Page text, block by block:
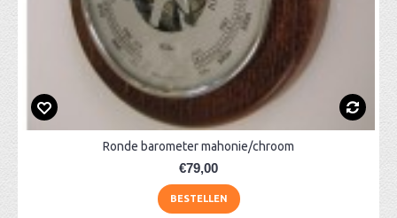
Ronde barometer mahonie/chroom
€79,00
BESTELLEN